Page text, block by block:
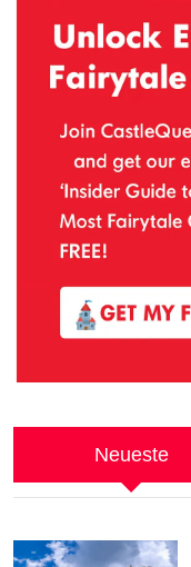
Neueste